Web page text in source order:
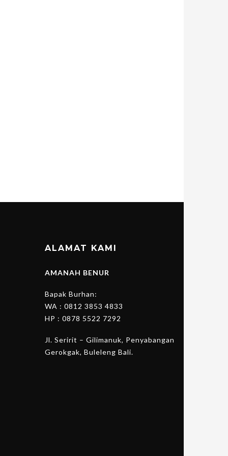
ALAMAT KAMI
AMANAH BENUR
Bapak Burhan:
WA : 0812 3853 4833
HP : 0878 5522 7292
Jl. Seririt – Gilimanuk, Penyabangan
Gerokgak, Buleleng Bali.